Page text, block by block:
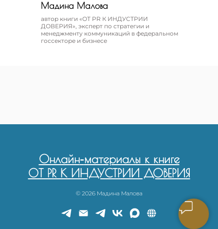
Мадина Малова
автор книги «ОТ PR К ИНДУСТРИИ
ДОВЕРИЯ», эксперт по стратегии и
менеджменту коммуникаций в федеральном
госсекторе и бизнесе
Онлайн-материалы к книге
ОТ PR К ИНДУСТРИИ ДОВЕРИЯ
© 2026 Мадина Малова